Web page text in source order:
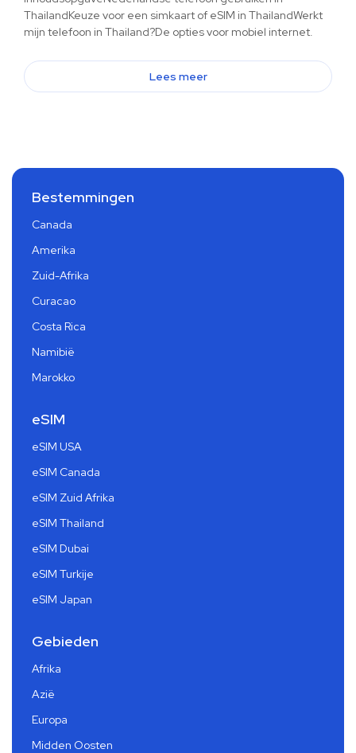
ThailandKeuze voor een simkaart of eSIM in ThailandWerkt
mijn telefoon in Thailand?De opties voor mobiel internet.
Lees meer
Bestemmingen
Canada
Amerika
Zuid-Afrika
Curacao
Costa Rica
Namibië
Marokko
eSIM
eSIM USA
eSIM Canada
eSIM Zuid Afrika
eSIM Thailand
eSIM Dubai
eSIM Turkije
eSIM Japan
Gebieden
Afrika
Azië
Europa
Midden Oosten